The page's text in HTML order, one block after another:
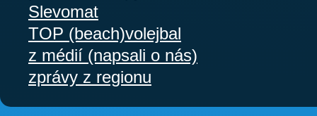
Slevomat
TOP (beach)volejbal
z médií (napsali o nás)
zprávy z regionu